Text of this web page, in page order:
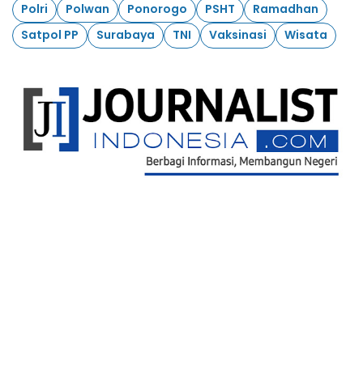
Polri
Polwan Ponorogo PSHT
Ramadhan
Satpol PP
Surabaya TNI Vaksinasi Wisata